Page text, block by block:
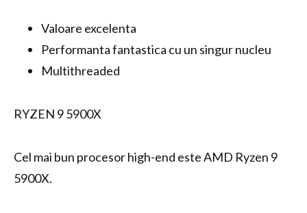
Valoare excelenta
Performanta fantastica cu un singur nucleu
Multithreaded
RYZEN 9 5900X
Cel mai bun procesor high-end este AMD Ryzen 9
5900X.